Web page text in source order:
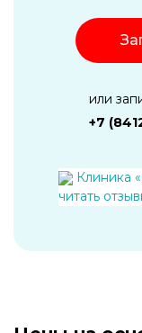
или
+7
Клиника
читать